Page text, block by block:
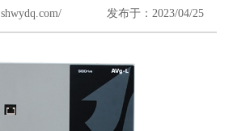
发布于：2023/04/25